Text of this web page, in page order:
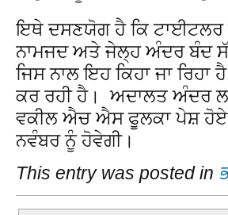
ਇਥੇ ਦਸਣਯੋਗ ਹੈ ਕਿ
ਨਾਮਜਦ ਅਤੇ ਜੇਲ੍ਹ ਅੰਦਰ ਬੰਦ
ਜਿਸ ਨਾਲ ਇਹ ਕਿਹਾ ਜਾ
ਕਰ ਰਹੀ ਹੈ। ਅਦਾਲਤ ਅੰਦਰ
ਵਕੀਲ ਐਚ ਐਸ ਫੂਲਕਾ ਪੇਸ਼
ਨਵੰਬਰ ਨੂੰ ਹੋਵੇਗੀ।
This entry was posted in